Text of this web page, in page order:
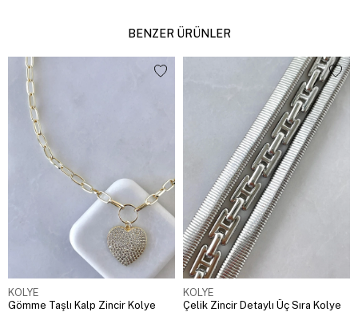
BENZER ÜRÜNLER
KOLYE
Gömme Taşlı Kalp Zincir Kolye
KOLYE
Çelik Zincir Detaylı Üç Sıra Kolye